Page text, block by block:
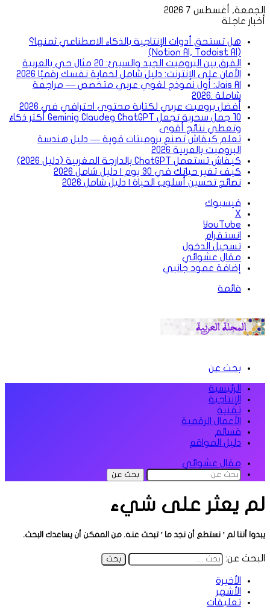
الجمعة, أغسطس 7 2026
أخبار عاجلة
هل تستحق أدوات الإنتاجية بالذكاء الاصطناعي ثمنها؟
(Notion AI, Todoist AI)
الفرق بين البرومبت الجيد والسيئ: 20 مثال حي بالعربية
الأمان على الإنترنت: دليل شامل لحماية نفسك رقميًا 2026
Jais AI: أول نموذج لغوي عربي متخصص — مراجعة
شاملة .2026
أفضل برومبت عربي لكتابة محتوى احترافي في 2026
10 جمل سحرية تجعل ChatGPT وClaude وGemini أكثر ذكاءً
وتعطي نتائج أقوى
تعلم كيفاش تصنع برومبتات قوية — دليل هندسة
البرومبت بالعربية 2026
كيفاش تستعمل ChatGPT بالدارجة المغربية (دليل 2026)
كيف تغير حياتك في 30 يوم | دليل شامل 2026
نصائح تحسين أسلوب الحياة | دليل شامل 2026
فيسبوك
‫X
‫YouTube
انستقرام
تسجيل الدخول
مقال عشوائي
إضافة عمود جانبي
قائمة
بحث عن
الرئيسية
الإنتاجية
تقنية
الأعمال الرقمية
قسائم
دليل المواقع
مقال عشوائي
بحث عن
لم يعثر على شيء
يبدوا أننا لم ’ نستطع أن نجد ما ’ تبحث عنه. من الممكن أن يساعدك البحث.
البحث عن:
الأخيرة
الأشهر
تعليقات